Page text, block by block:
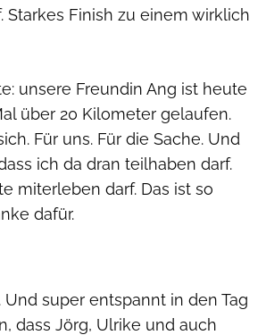
Starkes Finish zu einem wirklich
unsere Freundin Ang ist heute
über 20 Kilometer gelaufen.
Für uns. Für die Sache. Und
ich da dran teilhaben darf.
miterleben darf. Das ist so
dafür.
super entspannt in den Tag
dass Jörg, Ulrike und auch